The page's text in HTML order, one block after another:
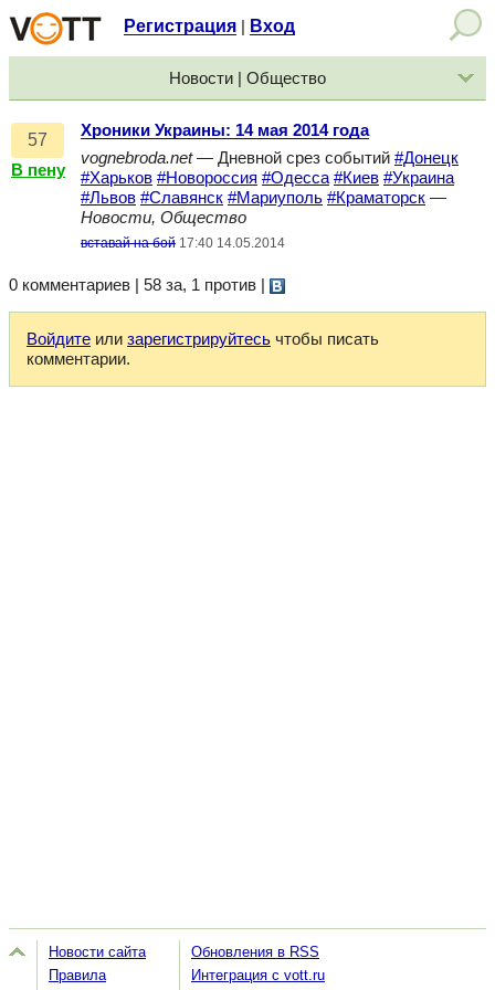
Регистрация Вход
Новости | Общество
57
В пену
Хроники Украины: 14 мая 2014 года
vognebroda.net— Дневной срез событий #Донецк
#Харьков #Новороссия #Одесса #Киев #Украина
#Львов #Славянск #Мариуполь #Краматорск —
Новости, Общество
вставай на бой 17:40 14.05.2014
0 комментариев | 58 за, 1 против
Войдите или зарегистрируйтесь чтобы писать
комментарии.
Новости сайта
Правила
Обновления в RSS
Интеграция с vott.ru